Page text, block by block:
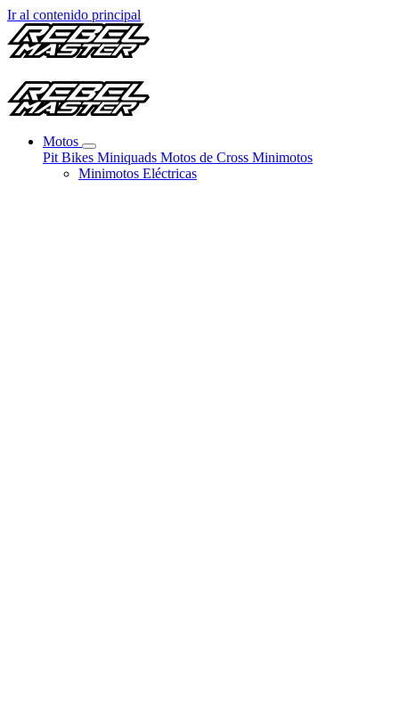
Ir al contenido principal
Motos
Pit Bikes Miniquads Motos de Cross Minimotos
Minimotos Eléctricas